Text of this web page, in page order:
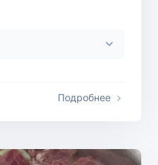
Подробнее